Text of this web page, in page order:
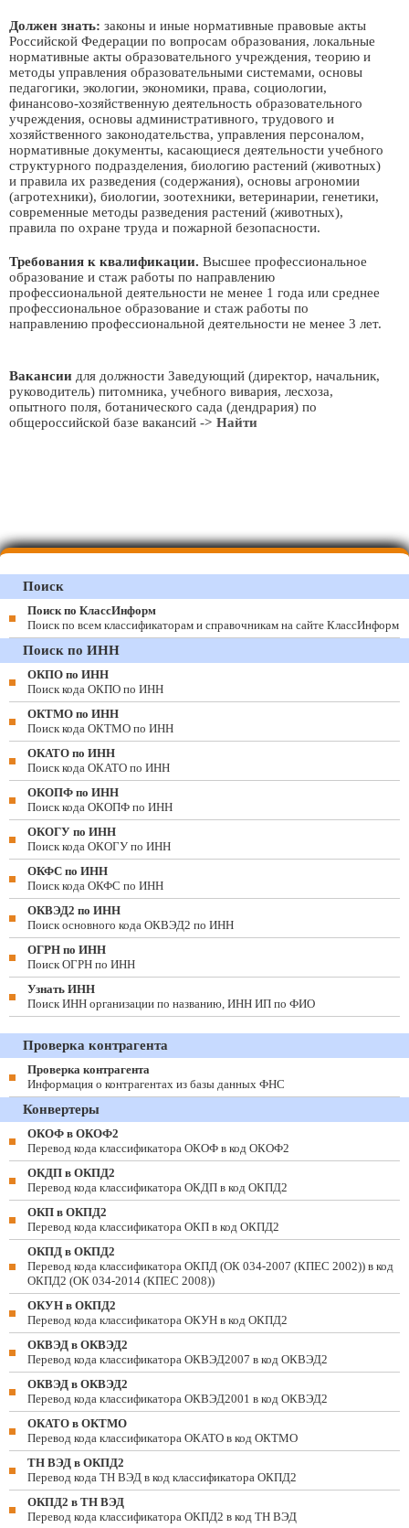
Должен знать: законы и иные нормативные правовые акты
Российской Федерации по вопросам образования, локальные
нормативные акты образовательного учреждения, теорию и
методы управления образовательными системами, основы
педагогики, экологии, экономики, права, социологии,
финансово-хозяйственную деятельность образовательного
учреждения, основы административного, трудового и
хозяйственного законодательства, управления персоналом,
нормативные документы, касающиеся деятельности учебного
структурного подразделения, биологию растений (животных)
и правила их разведения (содержания), основы агрономии
(агротехники), биологии, зоотехники, ветеринарии, генетики,
современные методы разведения растений (животных),
правила по охране труда и пожарной безопасности.
Требования к квалификации. Высшее профессиональное
образование и стаж работы по направлению
профессиональной деятельности не менее 1 года или среднее
профессиональное образование и стаж работы по
направлению профессиональной деятельности не менее 3 лет.
Вакансии для должности Заведующий (директор, начальник,
руководитель) питомника, учебного вивария, лесхоза,
опытного поля, ботанического сада (дендрария) по
общероссийской базе вакансий -> Найти
Поиск
Поиск по КлассИнформ
Поиск по всем классификаторам и справочникам на сайте КлассИнформ
Поиск по ИНН
ОКПО по ИНН
Поиск кода ОКПО по ИНН
ОКТМО по ИНН
Поиск кода ОКТМО по ИНН
ОКАТО по ИНН
Поиск кода ОКАТО по ИНН
ОКОПФ по ИНН
Поиск кода ОКОПФ по ИНН
ОКОГУ по ИНН
Поиск кода ОКОГУ по ИНН
ОКФС по ИНН
Поиск кода ОКФС по ИНН
ОКВЭД2 по ИНН
Поиск основного кода ОКВЭД2 по ИНН
ОГРН по ИНН
Поиск ОГРН по ИНН
Узнать ИНН
Поиск ИНН организации по названию, ИНН ИП по ФИО
Проверка контрагента
Проверка контрагента
Информация о контрагентах из базы данных ФНС
Конвертеры
ОКОФ в ОКОФ2
Перевод кода классификатора ОКОФ в код ОКОФ2
ОКДП в ОКПД2
Перевод кода классификатора ОКДП в код ОКПД2
ОКП в ОКПД2
Перевод кода классификатора ОКП в код ОКПД2
ОКПД в ОКПД2
Перевод кода классификатора ОКПД (ОК 034-2007 (КПЕС 2002)) в код
ОКПД2 (ОК 034-2014 (КПЕС 2008))
ОКУН в ОКПД2
Перевод кода классификатора ОКУН в код ОКПД2
ОКВЭД в ОКВЭД2
Перевод кода классификатора ОКВЭД2007 в код ОКВЭД2
ОКВЭД в ОКВЭД2
Перевод кода классификатора ОКВЭД2001 в код ОКВЭД2
ОКАТО в ОКТМО
Перевод кода классификатора ОКАТО в код ОКТМО
ТН ВЭД в ОКПД2
Перевод кода ТН ВЭД в код классификатора ОКПД2
ОКПД2 в ТН ВЭД
Перевод кода классификатора ОКПД2 в код ТН ВЭД